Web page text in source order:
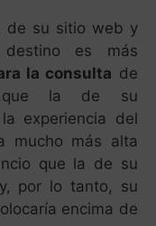
experiencia del
mucho más alta
que la de su
por lo tanto, su
encima de
de anuncios sólo
los anuncios
se presenten